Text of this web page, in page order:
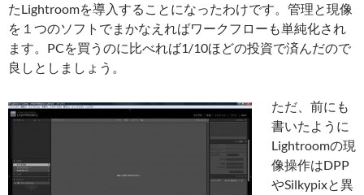
たLightroomを導入することになったわけです。管理と現像
を１つのソフトでまかなえればワークフローも単純化され
ます。PCを買うのに比べれば1/10ほどの投資で済んだので
良しとしましょう。
ただ、前にも
書いたように
Lightroomの現
像操作はDPP
やSilkypixと異